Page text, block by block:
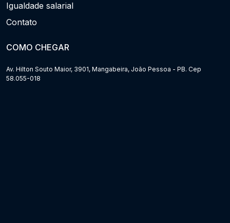
Igualdade salarial
Contato
COMO CHEGAR
Av. Hilton Souto Maior, 3901, Mangabeira, João Pessoa - PB. Cep
58.055-018